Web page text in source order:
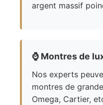
argent massif
⌚ Montres de
Nos experts
montres de
Omega, Cartier,